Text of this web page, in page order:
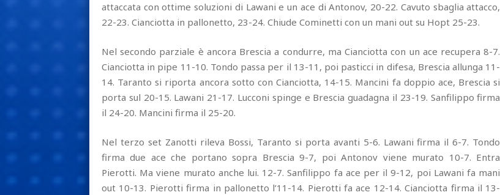
attaccata con ottime soluzioni di Lawani e un ace di Antonov, 20-22. Cavuto sbaglia attacco,
22-23. Cianciotta in pallonetto, 23-24. Chiude Cominetti con un mani out su Hopt 25-23.
Nel secondo parziale è ancora Brescia a condurre, ma Cianciotta con un ace recupera 8-7.
Cianciotta in pipe 11-10. Tondo passa per il 13-11, poi pasticci in difesa, Brescia allunga 11-
14. Taranto si riporta ancora sotto con Cianciotta, 14-15. Mancini fa doppio ace, Brescia si
porta sul 20-15. Lawani 21-17. Lucconi spinge e Brescia guadagna il 23-19. Sanfilippo firma
il 24-20. Mancini firma il 25-20.
Nel terzo set Zanotti rileva Bossi, Taranto si porta avanti 5-6. Lawani firma il 6-7. Tondo
firma due ace che portano sopra Brescia 9-7, poi Antonov viene murato 10-7. Entra
Pierotti. Ma viene murato anche lui. 12-7. Sanfilippo fa ace per il 9-12, poi Lawani fa mani
out 10-13. Pierotti firma in pallonetto l’11-14. Pierotti fa ace 12-14. Cianciotta firma il 13-